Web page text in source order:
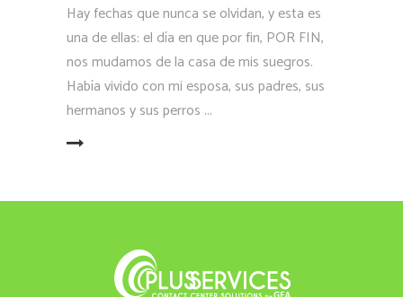
Hay fechas que nunca se olvidan, y esta es
una de ellas: el día en que por fin, POR FIN,
nos mudamos de la casa de mis suegros.
Había vivido con mi esposa, sus padres, sus
hermanos y sus perros